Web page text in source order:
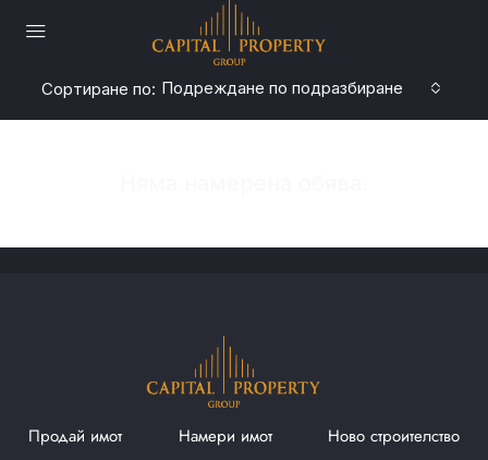
Сортиране по: Подреждане по подразбиране
Продай имот Намери имот Ново строителство